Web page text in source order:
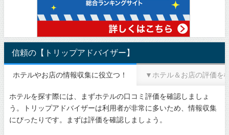
信頼の【トリップアドバイザー】
ホテルやお店の情報収集に役立つ！ ▼ホテル＆お店の評価を
ホテルを探す際には、まずホテルの口コミ評価を確認しましょ
う。トリップアドバイザーは利用者が非常に多いため、情報収集
にぴったりです。まずは評価を確認しましょう。